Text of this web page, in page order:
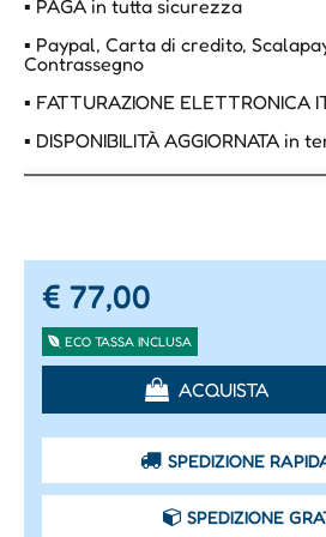
▪ PAGA in tutta sicurezza
▪ Paypal, Carta di credito,
Contrassegno
▪ FATTURAZIONE ELETTRONICA
▪ DISPONIBILITÀ AGGIORNATA in
€ 77,00
ECO TASSA INCLUSA
ACQUISTA
SPEDIZIONE
SPEDIZIONE